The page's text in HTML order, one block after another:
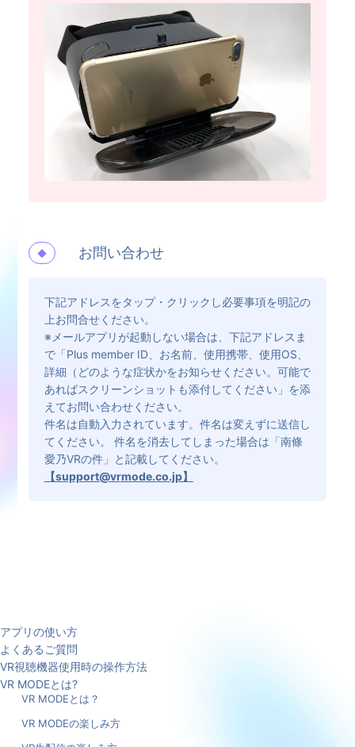
◆ お問い合わせ
下記アドレスをタップ・クリックし必要事項を明記の
上お問合せください。
※メールアプリが起動しない場合は、下記アドレスま
で「Plus member ID、お名前、使用携帯、使用OS、
詳細（どのような症状かをお知らせください。可能で
あればスクリーンショットも添付してください」を添
えてお問い合わせください。
件名は自動入力されています。件名は変えずに送信し
てください。 件名を消去してしまった場合は「南條
愛乃VRの件」と記載してください。
【support@vrmode.co.jp】
アプリの使い方
よくあるご質問
VR視聴機器使用時の操作方法
VR MODEとは?
VR MODEとは？
VR MODEの楽しみ方